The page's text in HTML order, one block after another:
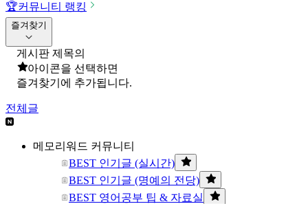
🏆커뮤니티 랭킹
즐겨찾기
게시판 제목의
아이콘을 선택하면
즐겨찾기에 추가됩니다.
전체글
메모리워드 커뮤니티
BEST 인기글 (실시간)
BEST 인기글 (명예의 전당)
BEST 영어공부 팁 & 자료실